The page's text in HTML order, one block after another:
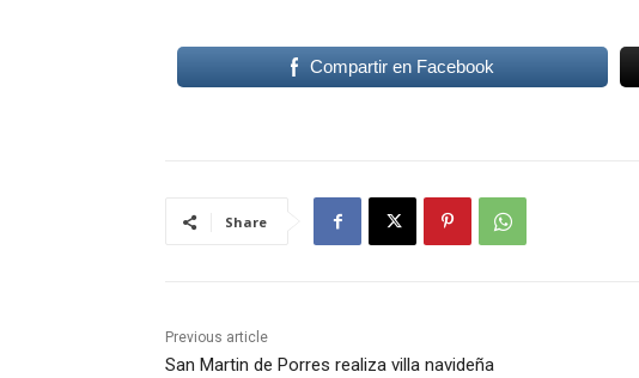
Compartir en Facebook
Share
Previous article
San Martin de Porres realiza villa navideña